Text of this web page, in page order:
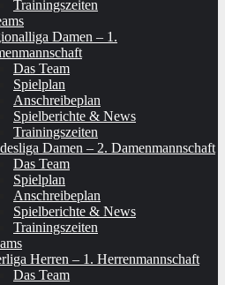
Trainingszeiten
Damen – 1.
Das Team
Spielplan
Anschreibeplan
Spielberichte & News
Trainingszeiten
Damen – 2. Damenmannschaft
Das Team
Spielplan
Anschreibeplan
Spielberichte & News
Trainingszeiten
Herren – 1. Herrenmannschaft
Das Team